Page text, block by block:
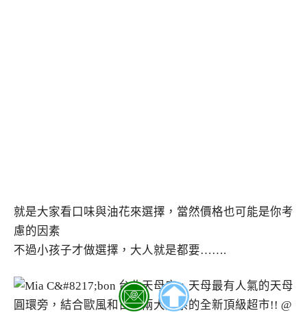
就是大家看口味與油花來選擇，當然價格也可能是你考
慮的因素
不過小孩子才做選擇，大人就是都要…….